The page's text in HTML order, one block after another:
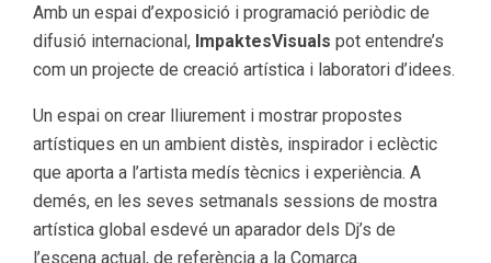
Amb un espai d’exposició i programació periòdic de
difusió internacional, ImpaktesVisuals pot entendre’s
com un projecte de creació artística i laboratori d’idees.
Un espai on crear lliurement i mostrar propostes
artístiques en un ambient distès, inspirador i eclèctic
que aporta a l’artista medís tècnics i experiència. A
demés, en les seves setmanals sessions de mostra
artística global esdevé un aparador dels Dj’s de
l’escena actual, de referència a la Comarca.